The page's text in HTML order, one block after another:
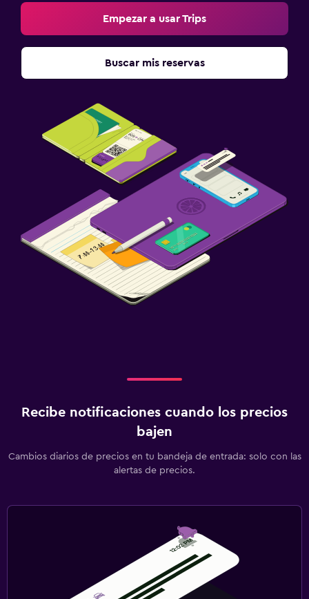
Empezar a usar Trips
Buscar mis reservas
Recibe notificaciones cuando los precios
bajen
Cambios diarios de precios en tu bandeja de entrada: solo con las
alertas de precios.